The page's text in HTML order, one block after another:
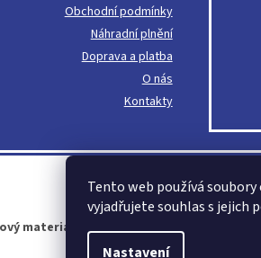
Tento web používá
vyjadřujete souhlas s jejich
Nastavení
Obchodní podmínky
Náhradní plnění
Doprava a platba
O nás
Kontakty
materiál, igelitové pytle, mikroténové